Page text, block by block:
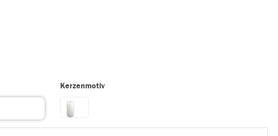
Kerzenmotiv